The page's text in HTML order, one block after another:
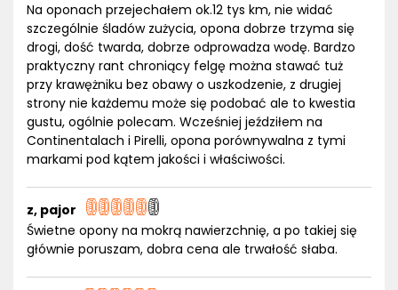
Na oponach przejechałem ok.12 tys km, nie widać
szczególnie śladów zużycia, opona dobrze trzyma się
drogi, dość twarda, dobrze odprowadza wodę. Bardzo
praktyczny rant chroniący felgę można stawać tuż
przy krawężniku bez obawy o uszkodzenie, z drugiej
strony nie każdemu może się podobać ale to kwestia
gustu, ogólnie polecam. Wcześniej jeździłem na
Continentalach i Pirelli, opona porównywalna z tymi
markami pod kątem jakości i właściwości.
z, pajor
Świetne opony na mokrą nawierzchnię, a po takiej się
głównie poruszam, dobra cena ale trwałość słaba.